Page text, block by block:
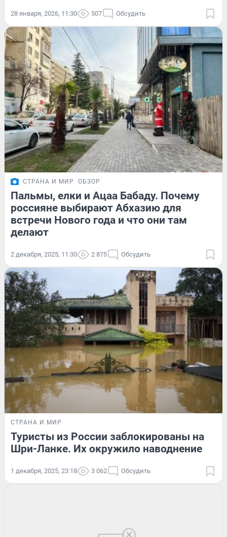
28 января, 2026, 11:30 507 Обсудить
СТРАНА И МИР ОБЗОР
Пальмы, елки и Ацаа Бабаду. Почему
россияне выбирают Абхазию для
встречи Нового года и что они там
делают
2 декабря, 2025, 11:30 2 875 Обсудить
СТРАНА И МИР
Туристы из России заблокированы на
Шри-Ланке. Их окружило наводнение
1 декабря, 2025, 23:18 3 062 Обсудить